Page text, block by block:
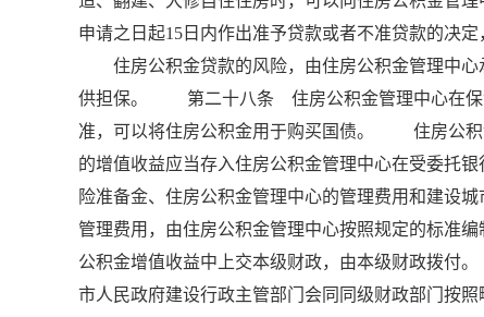
申请之日起15日内作出准予贷款或者不准贷款的决
住房公积金贷款的风险，由住房公积金管理中
供担保。 第二十八条 住房公积金管理中心在保
准，可以将住房公积金用于购买国债。 住房公
的增值收益应当存入住房公积金管理中心在受委托
险准备金、住房公积金管理中心的管理费用和建
管理费用，由住房公积金管理中心按照规定的标准
公积金增值收益中上交本级财政，由本级财政拨
市人民政府建设行政主管部门会同同级财政部门